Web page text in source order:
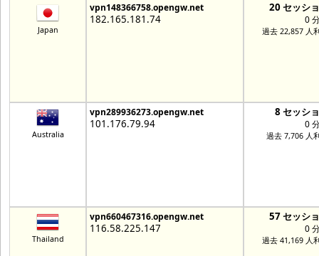
Japan
vpn148366758.opengw.net
182.165.181.74
20 セッシ
0
過去 22,857 人
Australia
vpn289936273.opengw.net
101.176.79.94
8 セッシ
0
過去 7,706 人
Thailand
vpn660467316.opengw.net
116.58.225.147
57 セッシ
0
過去 41,169 人